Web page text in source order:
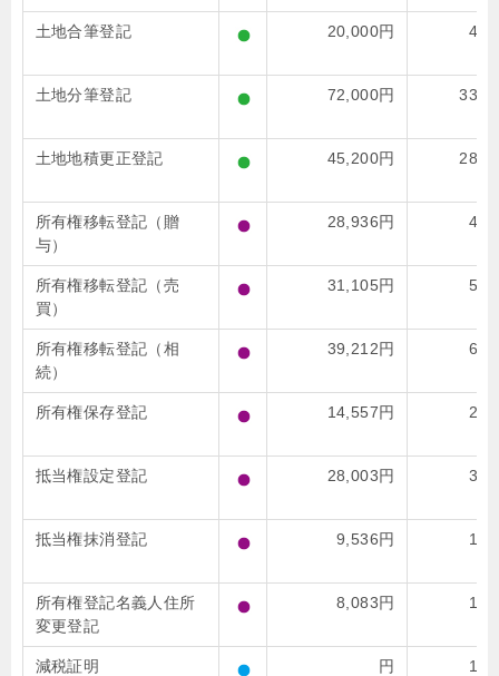
土地合筆登記 20,000円
土地分筆登記 72,000円
土地地積更正登記 45,200円
所有権移転登記（贈
与）
28,936円
所有権移転登記（売
買）
31,105円
所有権移転登記（相
続）
39,212円
所有権保存登記 14,557円
抵当権設定登記 28,003円
抵当権抹消登記 9,536円
所有権登記名義人住所
変更登記
8,083円
減税証明 円